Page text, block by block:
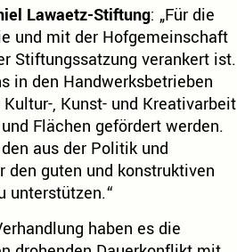
Lawaetz-Stiftung: „Für die
und mit der Hofgemeinschaft
Stiftungssatzung verankert ist.
in den Handwerksbetrieben
, Kunst- und Kreativarbeit
Flächen gefördert werden.
aus der Politik und
guten und konstruktiven
unterstützen.“
haben es die